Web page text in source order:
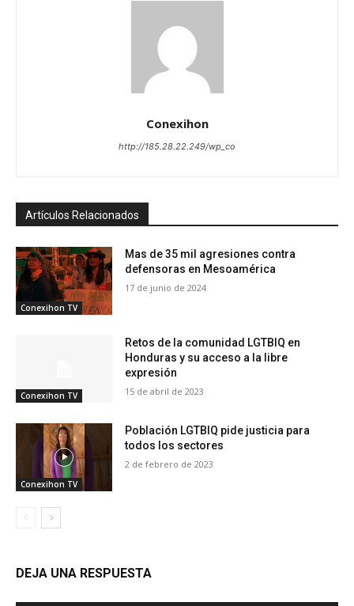
Conexihon
http://185.28.22.249/wp_co
Artículos Relacionados
Conexihon TV
Mas de 35 mil agresiones contra
defensoras en Mesoamérica
17 de junio de 2024
Conexihon TV
Retos de la comunidad LGTBIQ en
Honduras y su acceso a la libre
expresión
15 de abril de 2023
Conexihon TV
Población LGTBIQ pide justicia para
todos los sectores
2 de febrero de 2023
DEJA UNA RESPUESTA